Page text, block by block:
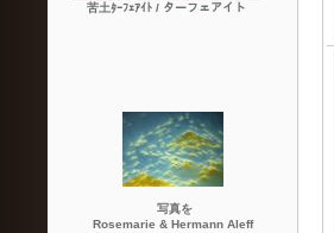
苦土ﾀｰﾌｪｱｲﾄ / ターフェアイト
写真を
Rosemarie & Hermann Aleff